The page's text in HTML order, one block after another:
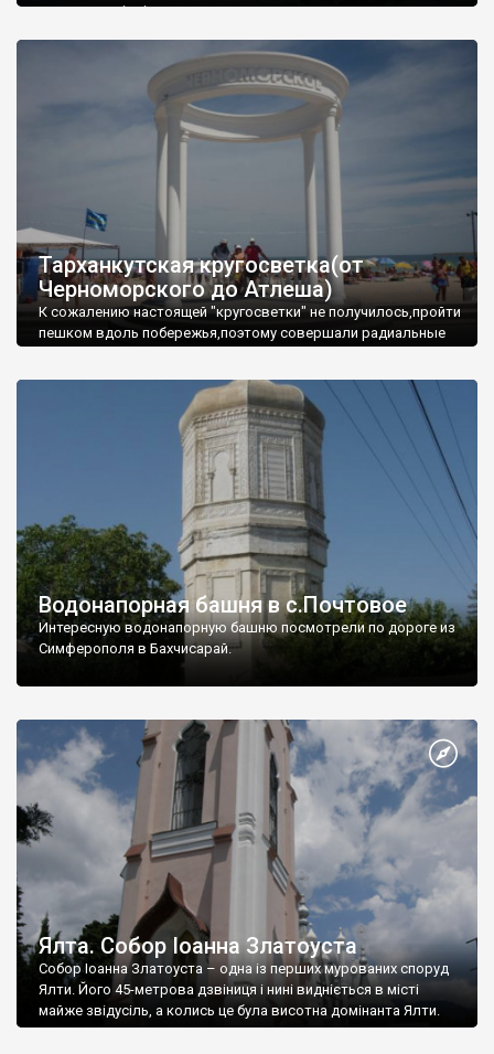
запрошую відвідати це
Тарханкутская кругосветка(от
Черноморского до Атлеша)
К сожалению настоящей "кругосветки" не получилось,пройти
пешком вдоль побережья,поэтому совершали радиальные
Водонапорная башня в с.Почтовое
Интересную водонапорную башню посмотрели по дороге из
Симферополя в Бахчисарай.
Ялта. Собор Іоанна Златоуста
Собор Іоанна Златоуста – одна із перших мурованих споруд
Ялти. Його 45-метрова дзвіниця і нині видніється в місті
майже звідусіль, а колись це була висотна домінанта Ялти.